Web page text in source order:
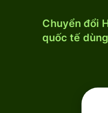
Chuyển đổi
quốc tế